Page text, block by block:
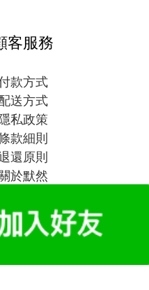
客服務
款方式
送方式
私政策
款細則
還原則
於默然